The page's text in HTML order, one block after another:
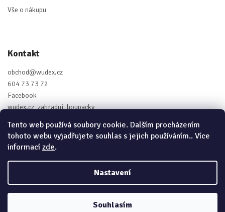
Tento web používá soubory cookie. Dalším procházením
tohoto webu vyjadřujete souhlas s jejich používáním.. Více
informací zde.
Nastavení
Souhlasím
Vše o nákupu
Kontakt
obchod@wudex.cz
604 73 73 72
Facebook
wudex.cz_zahradni_houpacky
Copyright 2026Wudex.cz - Zahradní houpačky. Všechna práva
Grafický návrh vytvořil a nakódoval